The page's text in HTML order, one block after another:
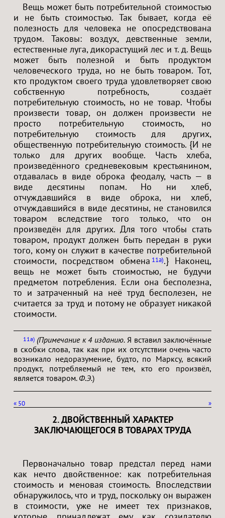
Вещь может быть потребительной стоимостью
и не быть стоимостью. Так бывает, когда её
полезность для человека не опосредствована
трудом. Таковы: воздух, девственные земли,
естественные луга, дикорастущий лес и т. д. Вещь
может быть полезной и быть продуктом
человеческого труда, но не быть товаром. Тот,
кто продуктом своего труда удовлетворяет свою
собственную потребность, создаёт
потребительную стоимость, но не товар. Чтобы
произвести товар, он должен произвести не
просто потребительную стоимость, но
потребительную стоимость для других,
общественную потребительную стоимость. {И не
только для других вообще. Часть хлеба,
произведённого средневековым крестьянином,
отдавалась в виде оброка феодалу, часть — в
виде десятины попам. Но ни хлеб,
отчуждавшийся в виде оброка, ни хлеб,
отчуждавшийся в виде десятины, не становился
товаром вследствие того только, что он
произведён для других. Для того чтобы стать
товаром, продукт должен быть передан в руки
того, кому он служит в качестве потребительной
стоимости, посредством обмена 11a .} Наконец,
вещь не может быть стоимостью, не будучи
предметом потребления. Если она бесполезна,
то и затраченный на неё труд бесполезен, не
считается за труд и потому не образует никакой
стоимости.
11a (Примечание к 4 изданию.Я вставил заключённые
в скобки слова, так как при их отсутствии очень часто
возникало недоразумение, будто, по Марксу, всякий
продукт, потребляемый не тем, кто его произвёл,
является товаром. Ф.Э.)
« »
50
2. ДВОЙСТВЕННЫЙ ХАРАКТЕР
ЗАКЛЮЧАЮЩЕГОСЯ В ТОВАРАХ ТРУДА
Первоначально товар предстал перед нами
как нечто двойственное: как потребительная
стоимость и меновая стоимость. Впоследствии
обнаружилось, что и труд, поскольку он выражен
в стоимости, уже не имеет тех признаков,